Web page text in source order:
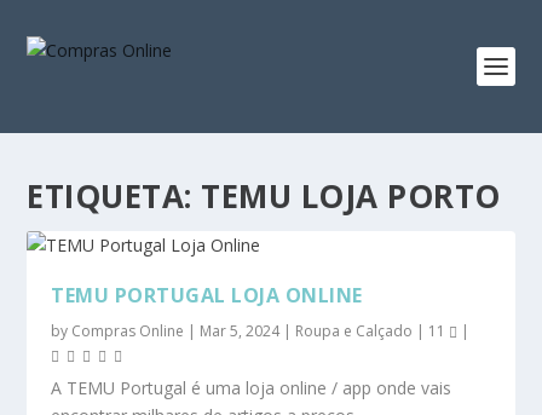
ETIQUETA: TEMU LOJA PORTO
TEMU PORTUGAL LOJA ONLINE
by Compras Online | Mar 5, 2024| Roupa e Calçado | 11 |
A TEMU Portugal é uma loja online / app onde vais